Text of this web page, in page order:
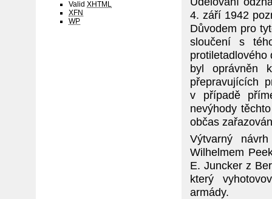
Valid XHTML
XFN
WP
4. září 1942
Důvodem pro
sloučení s
protiletadlového
byl oprávněn
přepravujících
v případě
nevýhody
občas
Výtvarný
Wilhelmem
E. Juncker z
který
armády.